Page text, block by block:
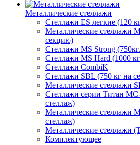
Металлические стеллажи
Стеллажи ES легкие (120
Металлические стеллажи
секцию)
Стеллажи MS Strong
Стеллажи MS Hard (1000
Стеллажи CombiK
Стеллажи SBL (750 кг на
Металлические стеллажи
Стеллажи серии Титан МС-
стеллаж)
Металлические стеллажи
стеллаж)
Металлические стеллажи
Комплектующее